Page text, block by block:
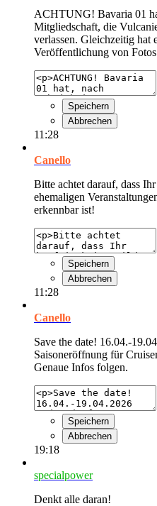
ACHTUNG! Bavaria 01
Mitgliedschaft, die
verlassen. Gleichzeitig hat
Veröffentlichung von
Speichern
Abbrechen
11:28
Canello
Bitte achtet darauf, dass
ehemaligen
erkennbar ist!
Speichern
Abbrechen
11:28
Canello
Save the date! 16.04.-
Saisoneröffnung für
Genaue Infos folgen.
Speichern
Abbrechen
19:18
specialpower
Denkt alle daran!